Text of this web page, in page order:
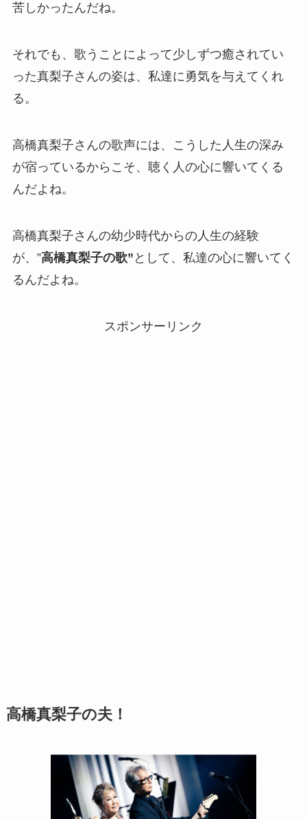
苦しかったんだね。
それでも、歌うことによって少しずつ癒されてい
った真梨子さんの姿は、私達に勇気を与えてくれ
る。
高橋真梨子さんの歌声には、こうした人生の深み
が宿っているからこそ、聴く人の心に響いてくる
んだよね。
高橋真梨子さんの幼少時代からの人生の経験
が、”高橋真梨子の歌” として、私達の心に響いてく
るんだよね。
スポンサーリンク
高橋真梨子の夫！